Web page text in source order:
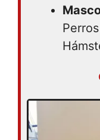
Lunes
– 07:00PM |
Viernes
09:30AM –